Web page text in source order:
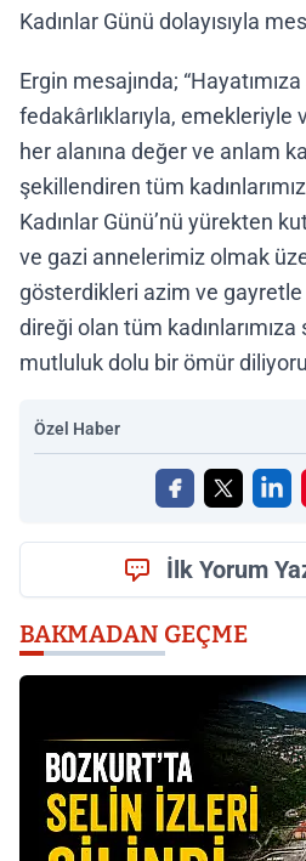
Kadınlar Günü dolayısıyla
Ergin mesajında;
fedakârlıklarıyla, emekleriyle
her alanına değer ve anlam
şekillendiren tüm
Kadınlar Günü’nü yürekten
ve gazi annelerimiz olmak
gösterdikleri azim ve
direği olan tüm kadınlarımıza
mutluluk dolu bir ömür
Özel Haber
İlk Yorum
BAKMADAN GEÇME